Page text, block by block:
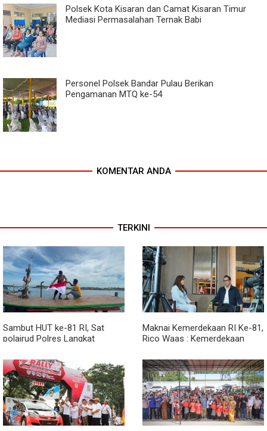
Polsek Kota Kisaran dan Camat Kisaran Timur
Mediasi Permasalahan Ternak Babi
Personel Polsek Bandar Pulau Berikan
Pengamanan MTQ ke-54
KOMENTAR ANDA
TERKINI
Sambut HUT ke-81 RI, Sat
polairud Polres Langkat
kepada Nelayan
Maknai Kemerdekaan RI Ke-81,
Rico Waas : Kemerdekaan
Lewat Peningkatan Pelayanan
Primer